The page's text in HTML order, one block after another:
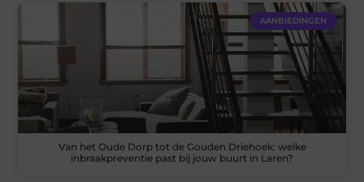
AANBIEDINGEN
Van het Oude Dorp tot de Gouden Driehoek: welke
inbraakpreventie past bij jouw buurt in Laren?